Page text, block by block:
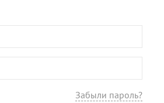
Забыли пароль?